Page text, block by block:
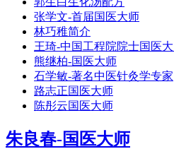
张学文-首届国医大师
林巧稚简介
王琦-中国工程院院士国医
熊继柏-国医大师
石学敏-著名中医针灸学专家
路志正国医大师
陈彤云国医大师
朱良春-国医大师